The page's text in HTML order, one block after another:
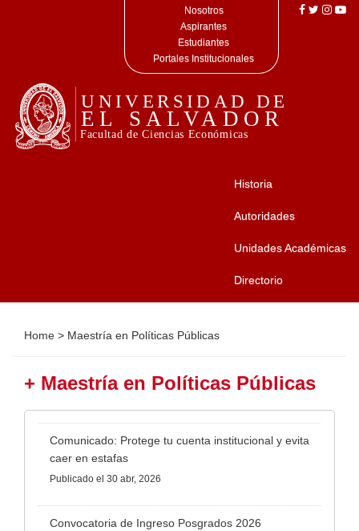
Nosotros
Aspirantes
Estudiantes
Portales Institucionales
Historia
Autoridades
Unidades Académicas
Directorio
Home > Maestría en Políticas Públicas
+ Maestría en Políticas Públicas
Comunicado: Protege tu cuenta institucional y evita
caer en estafas
Publicado el 30 abr, 2026
Convocatoria de Ingreso Posgrados 2026